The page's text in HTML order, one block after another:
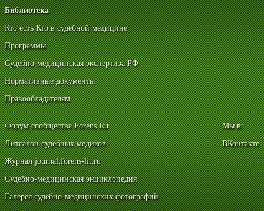
Библиотека
Кто есть Кто в судебной медицине
Программы
Судебно-медицинская экспертиза РФ
Нормативные документы
Правообладателям
Форум сообщества Forens.Ru
Литсалон судебных медиков
Журнал journal.forens-lit.ru
Судебно-медицинская энциклопедия
Галерея судебно-медицинских фотографий
Мы в:
ВКонтакте